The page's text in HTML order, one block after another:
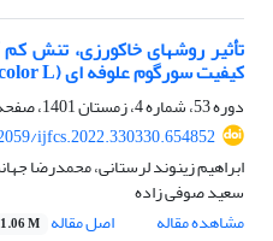
تأثیر روش‬های خاک‬ورزی، تنش
کیفیت سورگوم علوفه‬ ای (Sorghum bicolor L)
دوره 53، شماره 4، زمستان 1401، صفحه
ijfcs.2022.330330.654852
ابراهیم زینوند لرستانی، محمدرضا
سعید صوفی زاده
مشاهده مقاله
اصل مقاله 1.06 M